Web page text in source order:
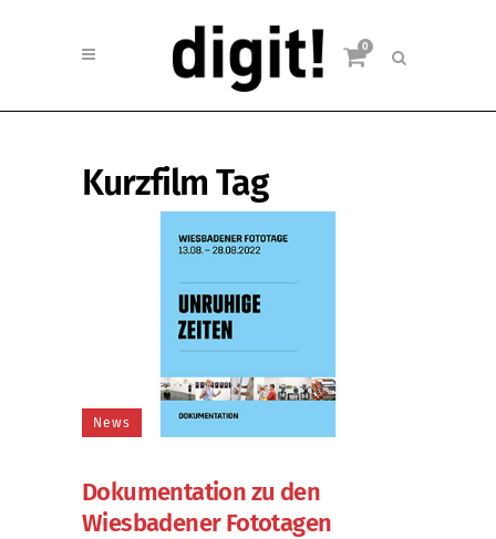
0
Kurzfilm Tag
News
Dokumentation zu den
Wiesbadener Fototagen